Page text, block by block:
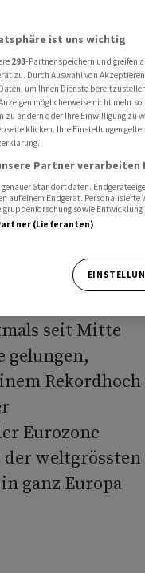
unter dem Rekordhoch
unter
Aktienmarkt
Am Vortag
seit Mitte
gelungen,
Rekordhoch
Eurozone
der weltgrössten
ganz Europa
ist uns wichtig
293-Partner speichern und greifen
zu. Durch Auswahl von
um Ihnen Dienste
möglicherweise nicht mehr
zu ändern oder Ihre Einwilligung zu
klicken. Ihre Einstellungen
Partner
genauer Standortdaten.
auf einem Endgerät. Personalisierte
sowie Entwicklung
(Lieferanten)